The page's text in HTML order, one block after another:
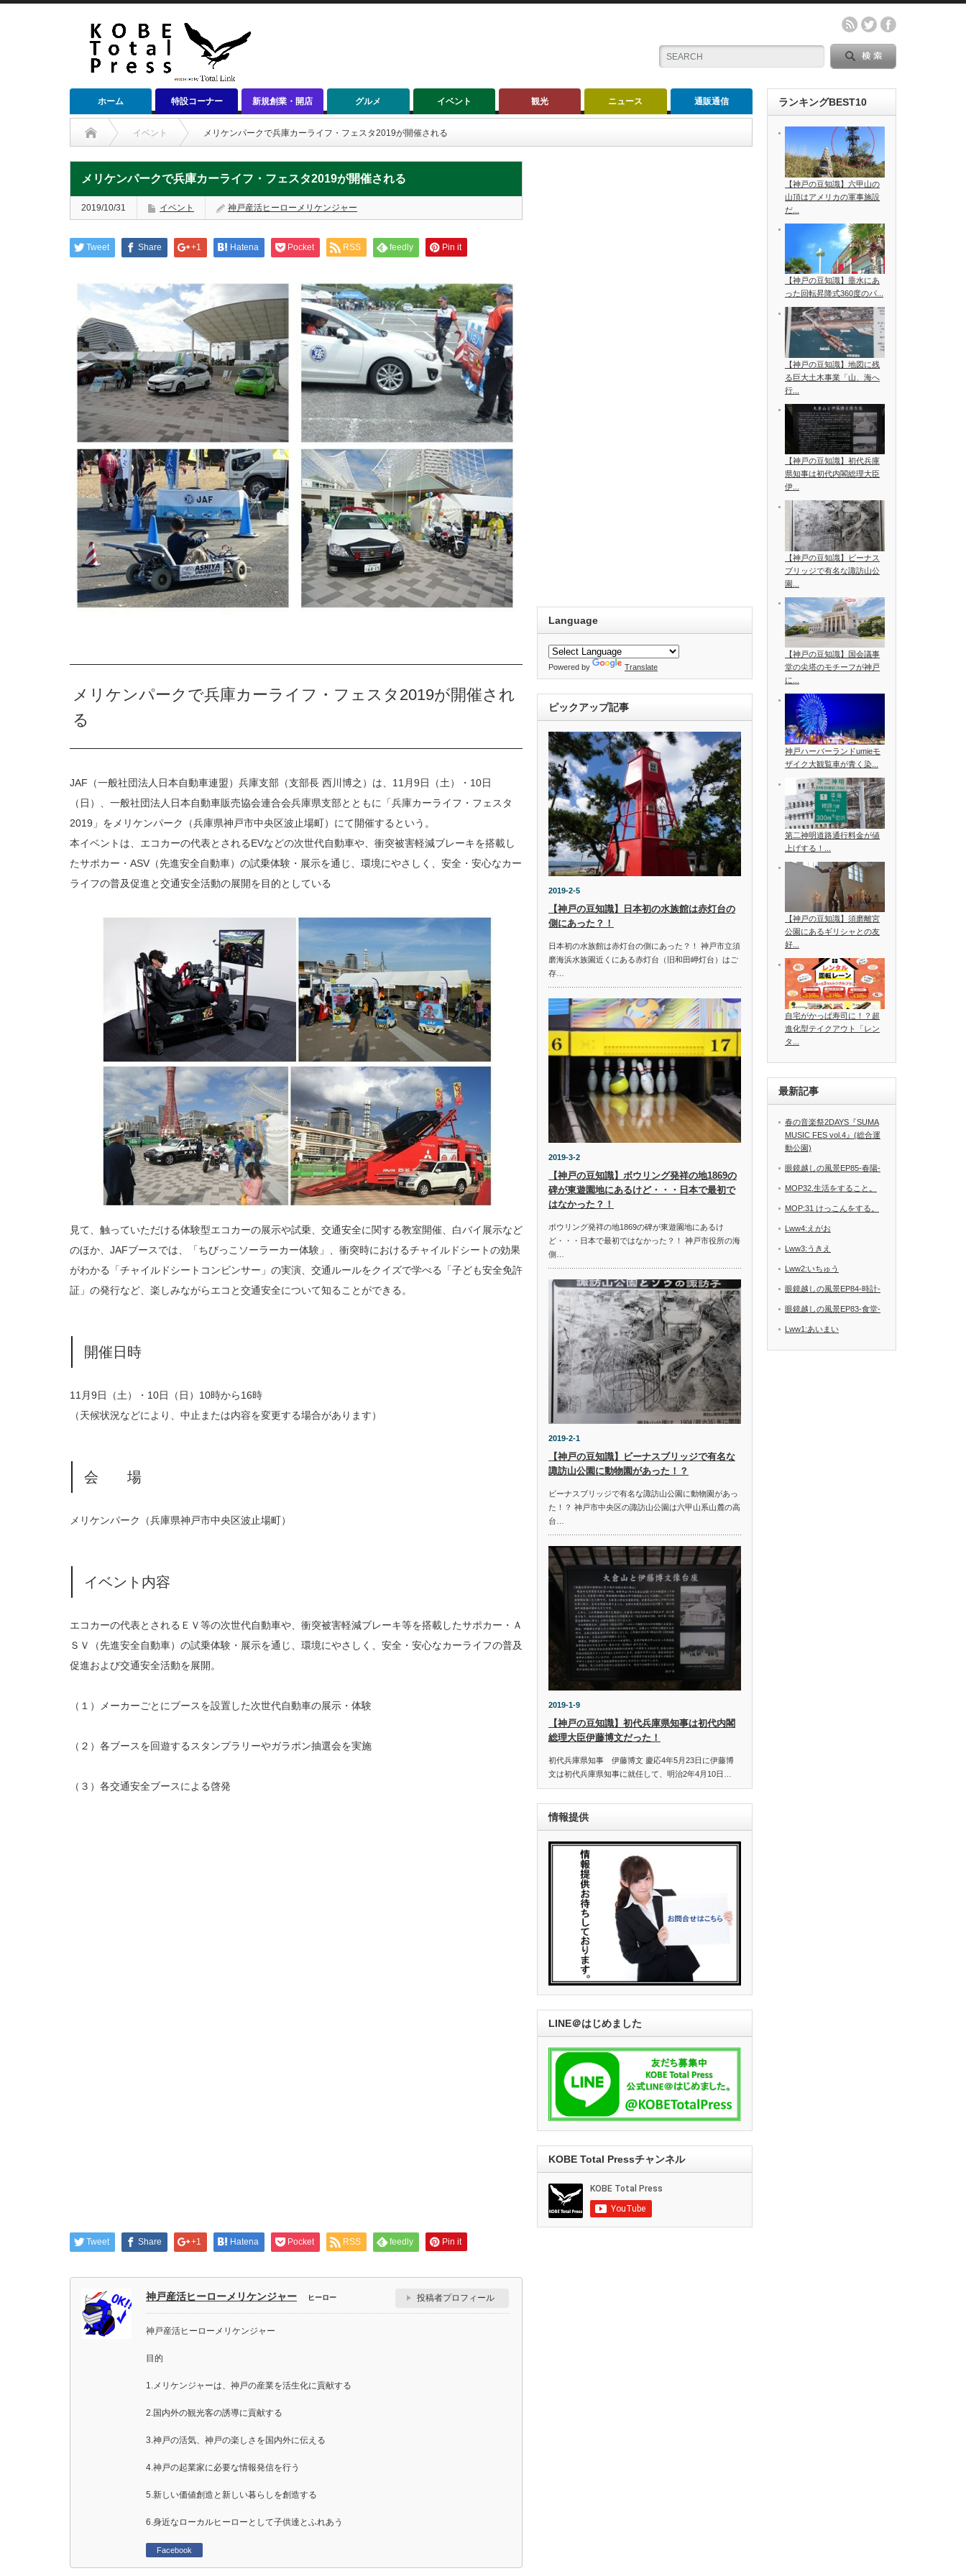
ホーム 特設コーナー 新規創業・開店 グルメ イベント 観光 ニュース 通販通信
イベント メリケンパークで兵庫カーライフ・フェスタ2019が開催される
メリケンパークで兵庫カーライフ・フェスタ2019が開催される
2019/10/31 イベント 神戸産活ヒーローメリケンジャー
Tweet Share +1 Hatena Pocket RSS feedly Pin it
メリケンパークで兵庫カーライフ・フェスタ2019が開催され
る
JAF（一般社団法人日本自動車連盟）兵庫支部（支部長 西川博之）は、11月9日（土）・10日
（日）、一般社団法人日本自動車販売協会連合会兵庫県支部とともに「兵庫カーライフ・フェスタ
2019」をメリケンパーク（兵庫県神戸市中央区波止場町）にて開催するという。
本イベントは、エコカーの代表とされるEVなどの次世代自動車や、衝突被害軽減ブレーキを搭載し
たサポカー・ASV（先進安全自動車）の試乗体験・展示を通じ、環境にやさしく、安全・安心なカー
ライフの普及促進と交通安全活動の展開を目的としている
見て、触っていただける体験型エコカーの展示や試乗、交通安全に関する教室開催、白バイ展示など
のほか、JAFブースでは、「ちびっこソーラーカー体験」、衝突時におけるチャイルドシートの効果
がわかる「チャイルドシートコンビンサー」の実演、交通ルールをクイズで学べる「子ども安全免許
証」の発行など、楽しみながらエコと交通安全について知ることができる。
開催日時
11月9日（土）・10日（日）10時から16時
（天候状況などにより、中止または内容を変更する場合があります）
会 場
メリケンパーク（兵庫県神戸市中央区波止場町）
イベント内容
エコカーの代表とされるＥＶ等の次世代自動車や、衝突被害軽減ブレーキ等を搭載したサポカー・Ａ
ＳＶ（先進安全自動車）の試乗体験・展示を通じ、環境にやさしく、安全・安心なカーライフの普及
促進および交通安全活動を展開。
（１）メーカーごとにブースを設置した次世代自動車の展示・体験
（２）各ブースを回遊するスタンプラリーやガラポン抽選会を実施
（３）各交通安全ブースによる啓発
Tweet Share +1 Hatena Pocket RSS feedly Pin it
神戸産活ヒーローメリケンジャー ヒーロー 投稿者プロフィール
神戸産活ヒーローメリケンジャー
目的
1.メリケンジャーは、神戸の産業を活生化に貢献する
2.国内外の観光客の誘導に貢献する
3.神戸の活気、神戸の楽しさを国内外に伝える
4.神戸の起業家に必要な情報発信を行う
5.新しい価値創造と新しい暮らしを創造する
6.身近なローカルヒーローとして子供達とふれあう
Facebook
Language
Powered by Translate
ピックアップ記事
2019-2-5
【神戸の豆知識】日本初の水族館は赤灯台の
側にあった？！
日本初の水族館は赤灯台の側にあった？！ 神戸市立須
磨海浜水族園近くにある赤灯台（旧和田岬灯台）はご
存…
2019-3-2
【神戸の豆知識】ボウリング発祥の地1869の
碑が東遊園地にあるけど・・・日本で最初で
はなかった？！
ボウリング発祥の地1869の碑が東遊園地にあるけ
ど・・・日本で最初ではなかった？！ 神戸市役所の海
側…
2019-2-1
【神戸の豆知識】ビーナスブリッジで有名な
諏訪山公園に動物園があった！？
ビーナスブリッジで有名な諏訪山公園に動物園があっ
た！？ 神戸市中央区の諏訪山公園は六甲山系山麓の高
台…
2019-1-9
【神戸の豆知識】初代兵庫県知事は初代内閣
総理大臣伊藤博文だった！
初代兵庫県知事 伊藤博文 慶応4年5月23日に伊藤博
文は初代兵庫県知事に就任して、明治2年4月10日…
情報提供
LINE＠はじめました
KOBE Total Pressチャンネル
ランキングBEST10
【神戸の豆知識】六甲山の
山頂はアメリカの軍事施設
だ...
【神戸の豆知識】垂水にあ
った回転昇降式360度のパ...
【神戸の豆知識】地図に残
る巨大土木事業「山、海へ
行...
【神戸の豆知識】初代兵庫
県知事は初代内閣総理大臣
伊...
【神戸の豆知識】ビーナス
ブリッジで有名な諏訪山公
園...
【神戸の豆知識】国会議事
堂の尖塔のモチーフが神戸
に...
神戸ハーバーランドumieモ
ザイク大観覧車が青く染...
第二神明道路通行料金が値
上げする！...
【神戸の豆知識】須磨離宮
公園にあるギリシャとの友
好...
自宅がかっぱ寿司に！？超
進化型テイクアウト「レン
タ...
最新記事
春の音楽祭2DAYS『SUMA
MUSIC FES vol.4』(総合運
動公園)
眼鏡越しの風景EP85-春陽-
MOP32.生活をすること。
MOP:31 けっこんをする。
Lww4:えがお
Lww3:うきえ
Lww2:いちゅう
眼鏡越しの風景EP84-時計-
眼鏡越しの風景EP83-食堂-
Lww1:あいまい